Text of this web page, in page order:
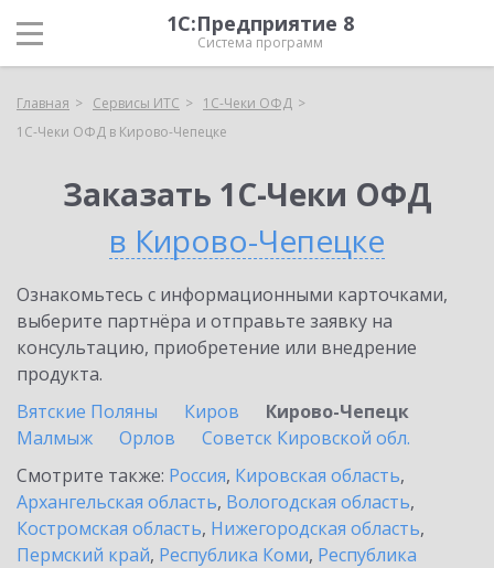
1С:Предприятие 8
Система программ
Главная Сервисы ИТС
1С-Чеки ОФД
1С-Чеки ОФД в Кирово-Чепецке
Заказать 1С-Чеки ОФД
в Кирово-Чепецке
Ознакомьтесь с информационными карточками,
выберите партнёра и отправьте заявку на
консультацию, приобретение или внедрение
продукта.
Вятские Поляны
Киров
Кирово-Чепецк
Малмыж
Орлов
Советск Кировской обл.
Смотрите также: Россия, Кировская область,
Архангельская область, Вологодская область,
Костромская область, Нижегородская область,
Пермский край, Республика Коми, Республика